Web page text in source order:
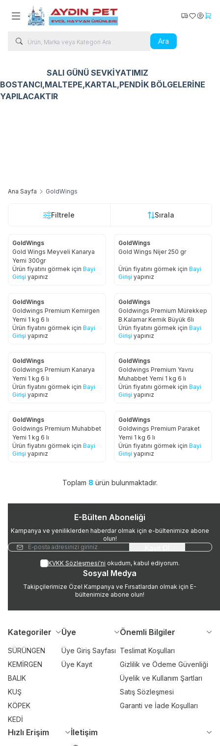
Ara
Kargo Takip
Favorilerim
SALI GÜNÜ SEVKİYATIMIZ
BOSTANCI,MALTEPE,KARTAL,PENDİK BÖLGELERİNE
YAPILACAKTIR
Ana Sayfa GoldWings
Filtrele Sırala
GoldWings
Gold Wings Meyveli Kanarya
Yemi 300gr
Ürün fiyatını görmek için Bayi
Girişi yapınız
GoldWings
Gold Wings Nijer 250 gr
Ürün fiyatını görmek için Bayi
Girişi yapınız
GoldWings
Goldwings Premium Kemirgen
Yemi 1 kg 6 lı
Ürün fiyatını görmek için Bayi
Girişi yapınız
GoldWings
Goldwings Premium Mürekkep
B.Kalamar Kemik Büyük 6lı
Ürün fiyatını görmek için Bayi
Girişi yapınız
GoldWings
Goldwings Premium Kanarya
Yemi 1 kg 6 lı
Ürün fiyatını görmek için Bayi
Girişi yapınız
GoldWings
Goldwings Premium Yavru
Muhabbet Yemi 1 kg 6 lı
Ürün fiyatını görmek için Bayi
Girişi yapınız
GoldWings
Goldwings Premium Muhabbet
Yemi 1 kg 6 lı
Ürün fiyatını görmek için Bayi
Girişi yapınız
GoldWings
Goldwings Premium Paraket
Yemi 1 kg 6 lı
Ürün fiyatını görmek için Bayi
Girişi yapınız
Toplam 8 ürün bulunmaktadır.
E-Bülten Aboneliği
Kampanya ve yeniliklerden haberdar olmak için e-bültenimize abone
olun!
KVKK Sözleşmesi'ni okudum, kabul ediyorum.
Sosyal Medya
Takipçilerimize Özel Kampanya ve Fırsatlardan olmak için E-
bültenimize abone olun!
Kategoriler
SÜRÜNGEN
KEMİRGEN
BALIK
KUŞ
KÖPEK
KEDİ
Üye
Üye Giriş Sayfası
Üye Kayıt
Önemli Bilgiler
Teslimat Koşulları
Gizlilik ve Ödeme Güvenliği
Üyelik ve Kullanım Şartları
Satış Sözleşmesi
Garanti ve İade Koşulları
Hızlı Erişim İletişim